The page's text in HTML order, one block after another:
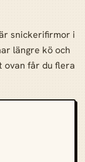
snickerifirmor i
längre kö och
ovan får du flera